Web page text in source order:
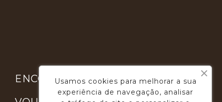
ENCONTRE-NOS 
Usamos cookies para melhorar a sua
experiência de navegação, analisar